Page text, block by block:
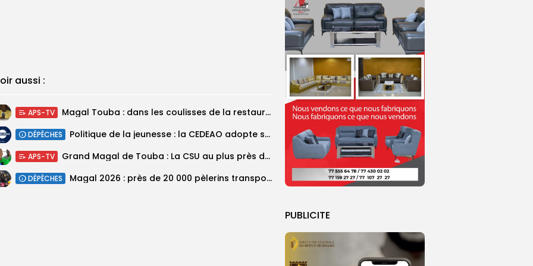
PUBLICITE
aussi :
APS-TV Magal Touba : dans les coulisses de la restauration de la presse...
DÉPÊCHES Politique de la jeunesse : la CEDEAO adopte son plan d’actions stratégiques...
APS-TV Grand Magal de Touba : La CSU au plus près des pèlerins
DÉPÊCHES Magal 2026 : près de 20 000 pèlerins transportés vers Touba en...